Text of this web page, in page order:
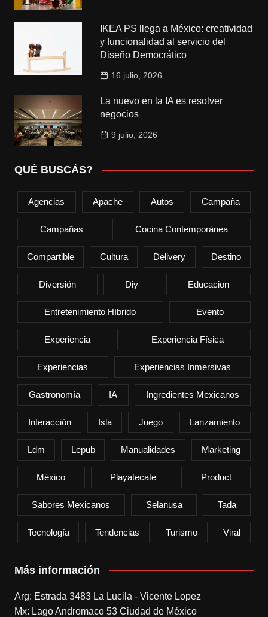
IKEA PS llega a México: creatividad
y funcionalidad al servicio del
Diseño Democrático
16 julio, 2026
La nuevo en la IA es resolver
negocios
9 julio, 2026
QUÉ BUSCÁS?
Agencias Apache Autos Campaña
Campañas Cocina Contemporánea
Compartible Cultura Delivery Destino
Diversión Diy Educacion
Entretenimiento Híbrido Evento
Experiencia Experiencia Física
Experiencias Experiencias Inmersivas
Gastronomía IA Ingredientes Mexicanos
Interacción Isla Juego Lanzamiento
Ldm Lepub Manualidades Marketing
México Playatecate Product
Sabores Mexicanos Selanusa Tada
Tecnología Tendencias Turismo Viral
Más información
Arg: Estrada 3483 La Lucila - Vicente Lopez
Mx: Lago Andromaco 53 Ciudad de México